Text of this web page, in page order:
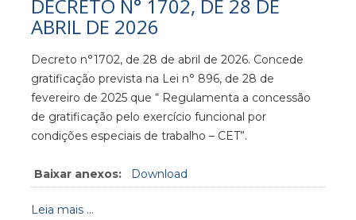
DECRETO N° 1702, DE 28 DE
ABRIL DE 2026
Decreto n°1702, de 28 de abril de 2026. Concede
gratificação prevista na Lei n° 896, de 28 de
fevereiro de 2025 que “ Regulamenta a concessão
de gratificação pelo exercício funcional por
condições especiais de trabalho – CET”.
Baixar anexos: Download
Leia mais ...